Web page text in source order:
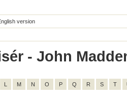
version
- John
L M N O P Q R S T